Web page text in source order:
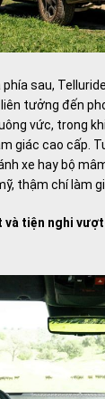
phía sau,
tưởng đến
vức, trong
giác cao cấp.
xe hay bộ
thậm chí làm
và tiện nghi